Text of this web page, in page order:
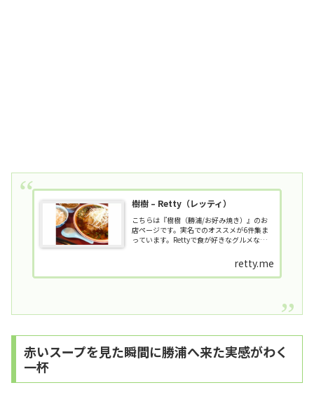
樹樹 – Retty（レッティ）
こちらは『樹樹（勝浦/お好み焼き）』のお
店ページです。実名でのオススメが6件集ま
っています。Rettyで食が好きなグルメな人た
retty.me
赤いスープを見た瞬間に勝浦へ来た実感がわく
一杯